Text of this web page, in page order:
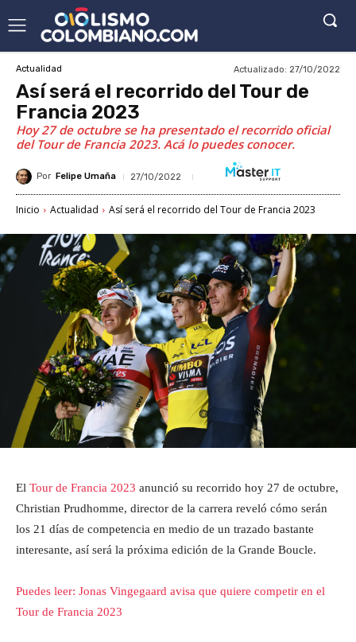
Actualidad Actualizado: 27/10/2022
Así será el recorrido del Tour de
Francia 2023
Hoy 27 de octubre se ha presentado el recorrido oficial
del Tour de Francia 2023. Acá lo puedes conocer.
Por Felipe Umaña 27/10/2022
Inicio Actualidad Así será el recorrido del Tour de Francia 2023
El Tour de Francia 2023 anunció su recorrido hoy 27 de octubre,
Christian Prudhomme, director de la carrera reveló cómo serán
los 21 días de competencia en medio de un trazado bastante
interesante, así será la próxima edición de la Grande Boucle.
Puedes leer: Jonas Vingegaard avisa que quiere competir en el
Tour de Francia 2023